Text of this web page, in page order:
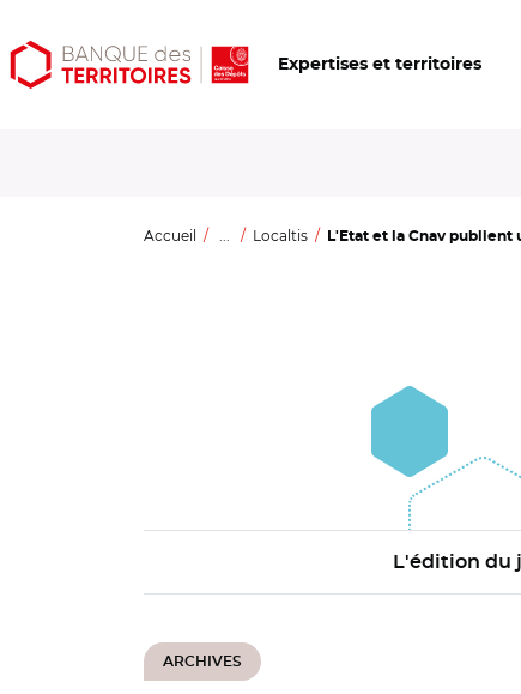
Aller
au
Aller
au
Ouvrir
les
Expertises et territoires
Accueil ... Localtis L'Etat et la Cnav publient
L'édition du
ARCHIVES